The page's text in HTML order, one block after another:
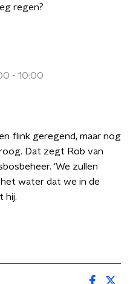
regen?
- 10:00
flink geregend, maar nog
Dat zegt Rob van
‘We zullen
water dat we in de
hij.